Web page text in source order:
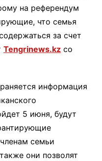
на референдум
что семья
за счет
Tengrinews.kzсо
информация
5 июня, будут
семьи
они позволят